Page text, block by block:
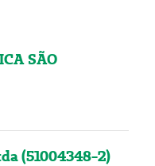
SÃO
(51004348-2)